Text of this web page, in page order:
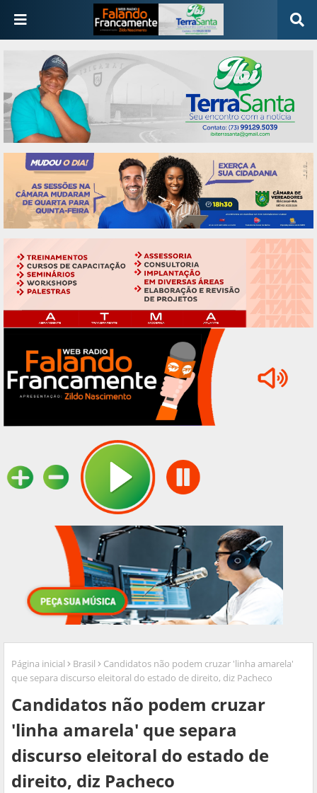
Página inicial Brasil
Candidatos não podem cruzar 'linha amarela'
que separa discurso eleitoral do estado de direito, diz Pacheco
Candidatos não podem cruzar
'linha amarela' que separa
discurso eleitoral do estado de
direito, diz Pacheco